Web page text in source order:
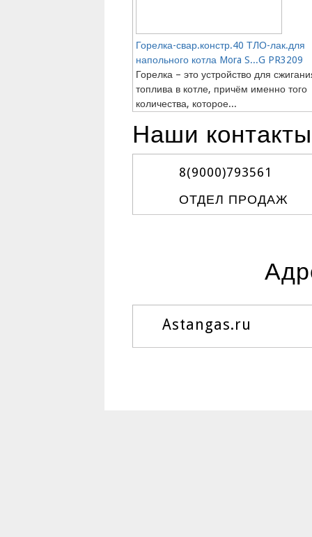
Горелка-свар.констр.40 ТЛО-лак.для
напольного котла Mora S...G PR3209
Горелка – это устройство для
топлива в котле, причём именно того
количества, которое...
Наши контакты
8(9000)793561
ОТДЕЛ ПРОДАЖ
Astangas.ru